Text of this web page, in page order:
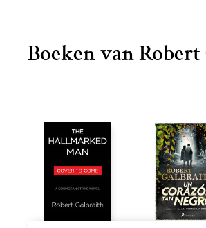
Boeken van